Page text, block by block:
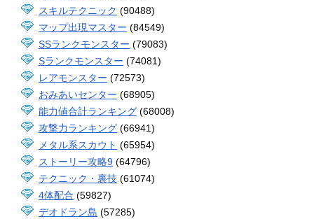
スキルテクニック (90488)
マップ出現マスター (84549)
SSランクモンスター (79083)
Sランクモンスター (74081)
レアモンスター (72573)
おみあいセンター (68905)
能力値合計ランキング (68008)
攻撃力ランキング (66941)
メタル系スカウト (65954)
ストーリー攻略9 (64796)
テクニック・裏技 (61074)
4体配合 (59827)
デオドラン島 (57285)